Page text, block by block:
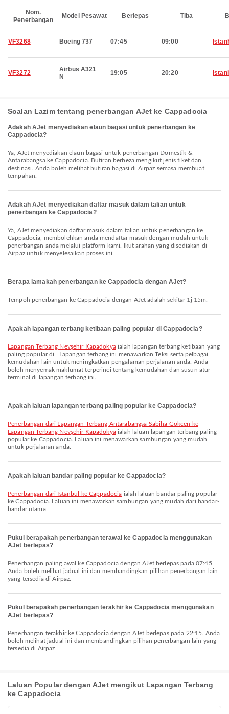
Nom.
Penerbangan
Model Pesawat Berlepas Tiba
VF3268 Boeing 737 07:45 09:00
VF3272
Airbus A321
N
19:05 20:20
Soalan Lazim tentang penerbangan AJet ke Cappadocia
Adakah AJet menyediakan elaun bagasi untuk penerbangan ke
Cappadocia?
Ya, AJet menyediakan elaun bagasi untuk penerbangan Domestik &
Antarabangsa ke Cappadocia. Butiran berbeza mengikut jenis tiket dan
destinasi. Anda boleh melihat butiran bagasi di Airpaz semasa membuat
tempahan.
Adakah AJet menyediakan daftar masuk dalam talian untuk
penerbangan ke Cappadocia?
Ya, AJet menyediakan daftar masuk dalam talian untuk penerbangan ke
Cappadocia, membolehkan anda mendaftar masuk dengan mudah untuk
penerbangan anda melalui platform kami. Ikut arahan yang disediakan di
Airpaz untuk menyelesaikan proses ini.
Berapa lamakah penerbangan ke Cappadocia dengan AJet?
Tempoh penerbangan ke Cappadocia dengan AJet adalah sekitar 1j 15m.
Apakah lapangan terbang ketibaan paling popular di Cappadocia?
Lapangan Terbang Nevşehir Kapadokyaialah lapangan terbang ketibaan yang
paling popular di . Lapangan terbang ini menawarkan Teksi serta pelbagai
kemudahan lain untuk meningkatkan pengalaman perjalanan anda. Anda
boleh menyemak maklumat terperinci tentang kemudahan dan susun atur
terminal di lapangan terbang ini.
Apakah laluan lapangan terbang paling popular ke Cappadocia?
penerbangan dari Lapangan Terbang Antarabangsa Sabiha Gokcen ke
Lapangan Terbang Nevşehir Kapadokyaialah laluan lapangan terbang paling
popular ke Cappadocia. Laluan ini menawarkan sambungan yang mudah
untuk perjalanan anda.
Apakah laluan bandar paling popular ke Cappadocia?
penerbangan dari Istanbul ke Cappadocia ialah laluan bandar paling popular
ke Cappadocia. Laluan ini menawarkan sambungan yang mudah dari bandar-
bandar utama.
Pukul berapakah penerbangan terawal ke Cappadocia menggunakan
AJet berlepas?
Penerbangan paling awal ke Cappadocia dengan AJet berlepas pada 07:45.
Anda boleh melihat jadual ini dan membandingkan pilihan penerbangan lain
yang tersedia di Airpaz.
Pukul berapakah penerbangan terakhir ke Cappadocia menggunakan
AJet berlepas?
Penerbangan terakhir ke Cappadocia dengan AJet berlepas pada 22:15. Anda
boleh melihat jadual ini dan membandingkan pilihan penerbangan lain yang
tersedia di Airpaz.
Laluan Popular dengan AJet mengikut Lapangan Terbang
ke Cappadocia